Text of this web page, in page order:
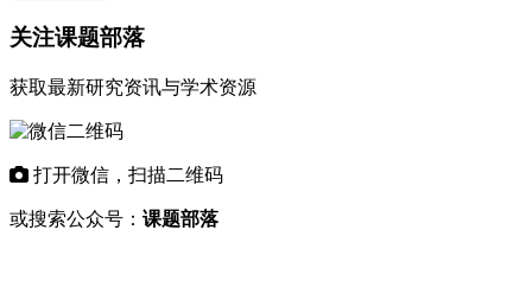
关注课题部落
获取最新研究资讯与学术资源
打开微信，扫描二维码
或搜索公众号： 课题部落